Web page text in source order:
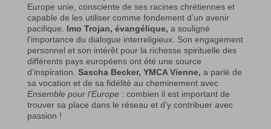
Europe unie, consciente de ses racines chrétiennes et
capable de les utiliser comme fondement d’un avenir
pacifique.
Imo Trojan, évangélique, a souligné
l’importance du dialogue interreligieux. Son engagement
personnel et son intérêt pour la richesse spirituelle des
différents pays européens ont été une source
d’inspiration. Sascha Becker, YMCA Vienne, a parlé de
sa vocation et de sa fidélité au cheminement avec
Ensemble pour l’Europe: combien il est important de
trouver sa place dans le réseau et d’y contribuer avec
passion !